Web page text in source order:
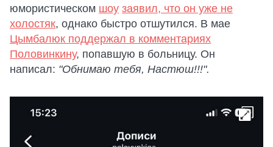
юмористическом шоу заявил, что он уже не
холостяк, однако быстро отшутился. В мае
Цымбалюк поддержал в комментариях
Половинкину, попавшую в больницу. Он
написал: "Обнимаю тебя, Настюш!!!".